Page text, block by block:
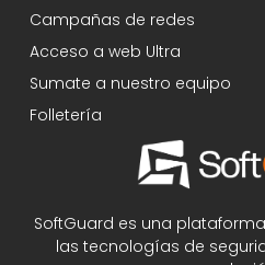
SoftGuard es una
las tecnologías de
Campañas de redes
Acceso a web Ultra
Sumate a nuestro equipo
Folletería